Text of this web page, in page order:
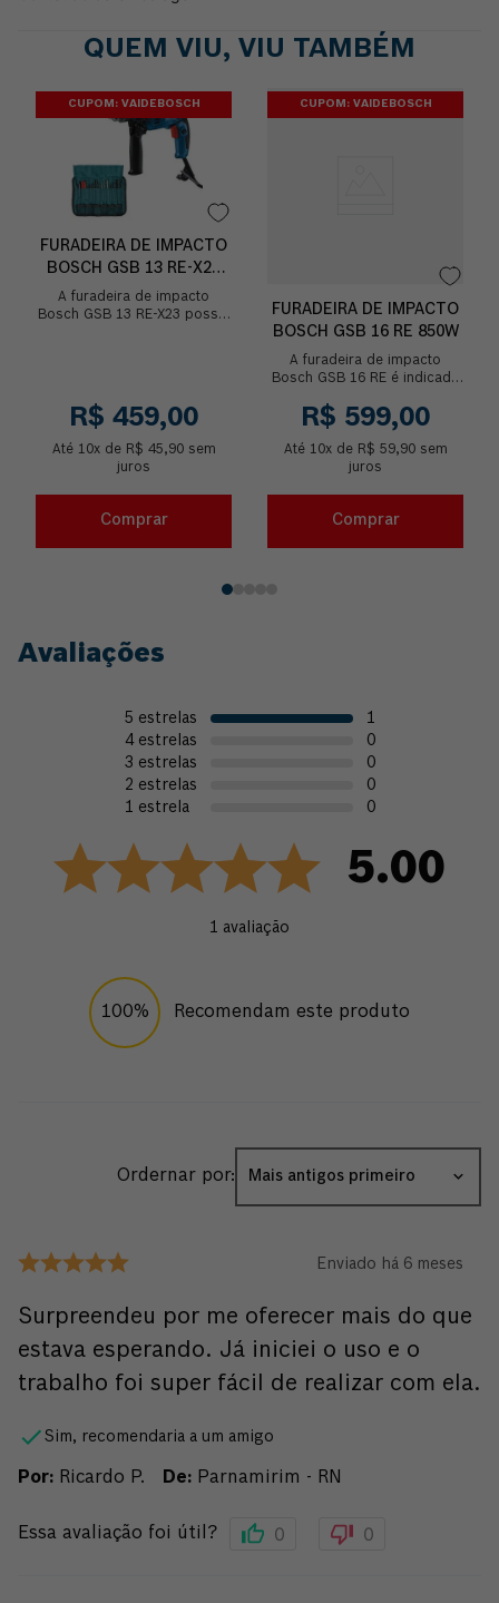
QUEM VIU, VIU TAMBÉM
CUPOM: VAIDEBOSCH
FURADEIRA DE IMPACTO
BOSCH GSB 13 RE-X23
750W
A furadeira de impacto
Bosch GSB 13 RE-X23 possui
R$ 459,00
Até 10x de R$ 45,90sem
juros
Comprar
CUPOM: VAIDEBOSCH
FURADEIRA DE IMPACTO
BOSCH GSB 16 RE 850W
A furadeira de impacto
Bosch GSB 16 RE é indicada
exigentes. É a primeira
furadeira da categoria ...
R$ 599,00
Até 10x de R$ 59,90sem
juros
Comprar
Avaliações
5 estrelas
4 estrelas
3 estrelas
2 estrelas
1
estrela
1
0
0
0
0
5.00
1 avaliação
100% Recomendam este produto
Ordernar por: Mais antigos primeiro
Enviado há 6 meses
Surpreendeu por me oferecer mais do que
estava esperando. Já iniciei o uso e o
trabalho foi super fácil de realizar com ela.
Sim, recomendaria a um amigo
Por: Ricardo P. De: Parnamirim - RN
Essa avaliação foi útil? 0 0